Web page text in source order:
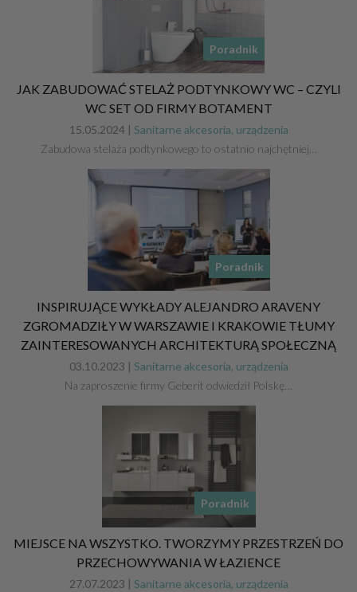
Poradnik
JAK ZABUDOWAĆ STELAŻ PODTYNKOWY WC – CZYLI
WC SET OD FIRMY BOTAMENT
15.05.2024 | Sanitarne akcesoria, urządzenia
Zabudowa stelaża podtynkowego to ostatnio najchętniej…
Poradnik
INSPIRUJĄCE WYKŁADY ALEJANDRO ARAVENY
ZGROMADZIŁY W WARSZAWIE I KRAKOWIE TŁUMY
ZAINTERESOWANYCH ARCHITEKTURĄ SPOŁECZNĄ
03.10.2023 | Sanitarne akcesoria, urządzenia
Na zaproszenie firmy Geberit odwiedził Polskę…
Poradnik
MIEJSCE NA WSZYSTKO. TWORZYMY PRZESTRZEŃ DO
PRZECHOWYWANIA W ŁAZIENCE
27.07.2023 | Sanitarne akcesoria, urządzenia